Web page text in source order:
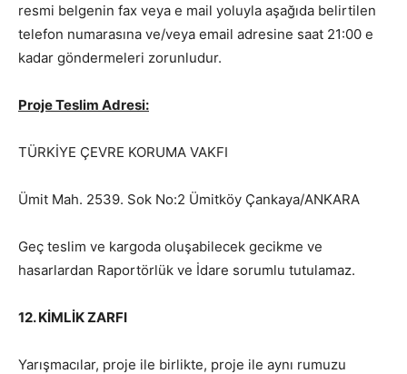
resmi belgenin fax veya e mail yoluyla aşağıda belirtilen
telefon numarasına ve/veya email adresine saat 21:00 e
kadar göndermeleri zorunludur.
Proje Teslim Adresi:
TÜRKİYE ÇEVRE KORUMA VAKFI
Ümit Mah. 2539. Sok No:2 Ümitköy Çankaya/ANKARA
Geç teslim ve kargoda oluşabilecek gecikme ve
hasarlardan Raportörlük ve İdare sorumlu tutulamaz.
12.KİMLİK ZARFI
Yarışmacılar, proje ile birlikte, proje ile aynı rumuzu